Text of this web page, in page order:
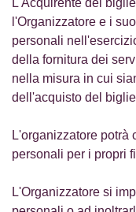
L'Acquirente del
l'Organizzatore e i
personali
della fornitura dei
nella misura in cui
dell'acquisto del
L'organizzatore potrà
personali per i propri
L'Organizzatore si